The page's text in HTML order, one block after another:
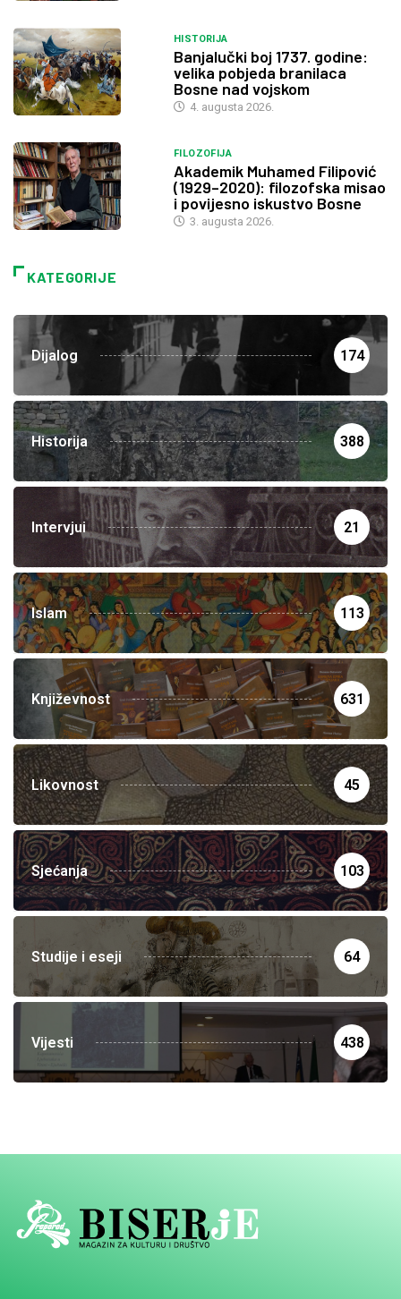
HISTORIJA
Banjalučki boj 1737. godine:
velika pobjeda branilaca
Bosne nad vojskom
4. augusta 2026.
FILOZOFIJA
Akademik Muhamed Filipović
(1929–2020): filozofska misao
i povijesno iskustvo Bosne
3. augusta 2026.
KATEGORIJE
Dijalog 174
Historija 388
Intervjui 21
Islam 113
Književnost 631
Likovnost 45
Sjećanja 103
Studije i eseji 64
Vijesti 438